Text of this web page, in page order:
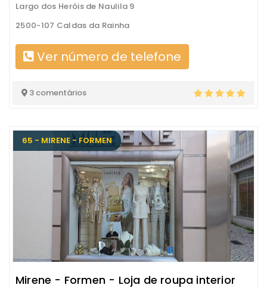
Largo dos Heróis de Naulila 9
2500-107 Caldas da Rainha
Ver número de telefone
3 comentários
65 - MIRENE - FORMEN
Mirene - Formen - Loja de roupa interior